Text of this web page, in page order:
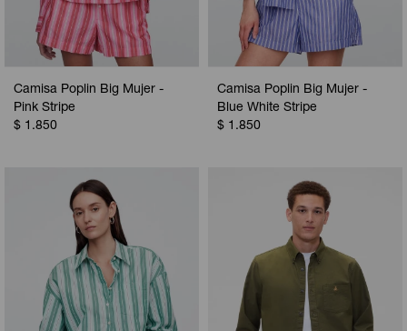
Camisa Poplin Big Mujer -
Pink Stripe
$ 1.850
Camisa Poplin Big Mujer -
Blue White Stripe
$ 1.850